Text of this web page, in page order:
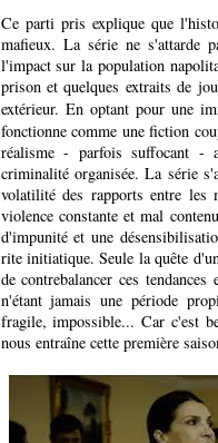
Ce parti pris explique que
mafieux. La série ne s'attarde
l'impact sur la population
prison et quelques extraits de
extérieur. En optant pour une
fonctionne comme une fiction
réalisme - parfois suffocant -
criminalité organisée. La série
volatilité des rapports entre les
violence constante et mal
d'impunité et une
rite initiatique. Seule la quête
de contrebalancer ces
n'étant jamais une période
fragile, impossible... Car c'est
nous entraîne cette première